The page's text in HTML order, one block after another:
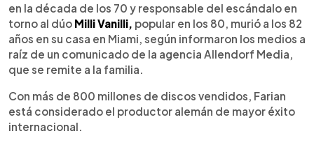
en la década de los 70 y responsable del escándalo en
torno al dúo Milli Vanilli, popular en los 80, murió a los 82
años en su casa en Miami, según informaron los medios a
raíz de un comunicado de la agencia Allendorf Media,
que se remite a la familia.
Con más de 800 millones de discos vendidos, Farian
está considerado el productor alemán de mayor éxito
internacional.